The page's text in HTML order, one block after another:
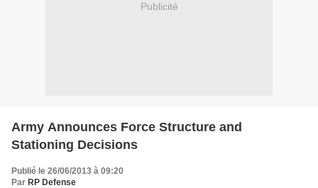
Publicité
Army Announces Force Structure and
Stationing Decisions
Publié le 26/06/2013 à 09:20
Par RP Defense